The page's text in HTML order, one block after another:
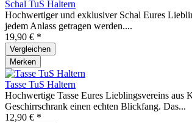
Schal TuS Haltern
Hochwertiger und exklusiver Schal Eures
jedem Anlass getragen werden....
19,90 € *
Vergleichen
Merken
Tasse TuS Haltern
Hochwertige Tasse Eures Lieblingsvereins aus
Geschirrschrank einen echten Blickfang. Das...
12,90 € *